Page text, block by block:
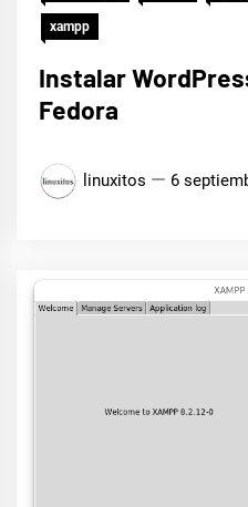
xampp
Instalar
Fedora
linuxitos 6